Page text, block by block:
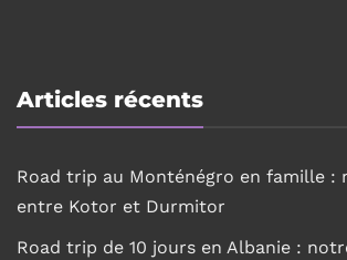
Articles récents
Road trip au Monténégro en famille :
entre Kotor et Durmitor
Road trip de 10 jours en Albanie :